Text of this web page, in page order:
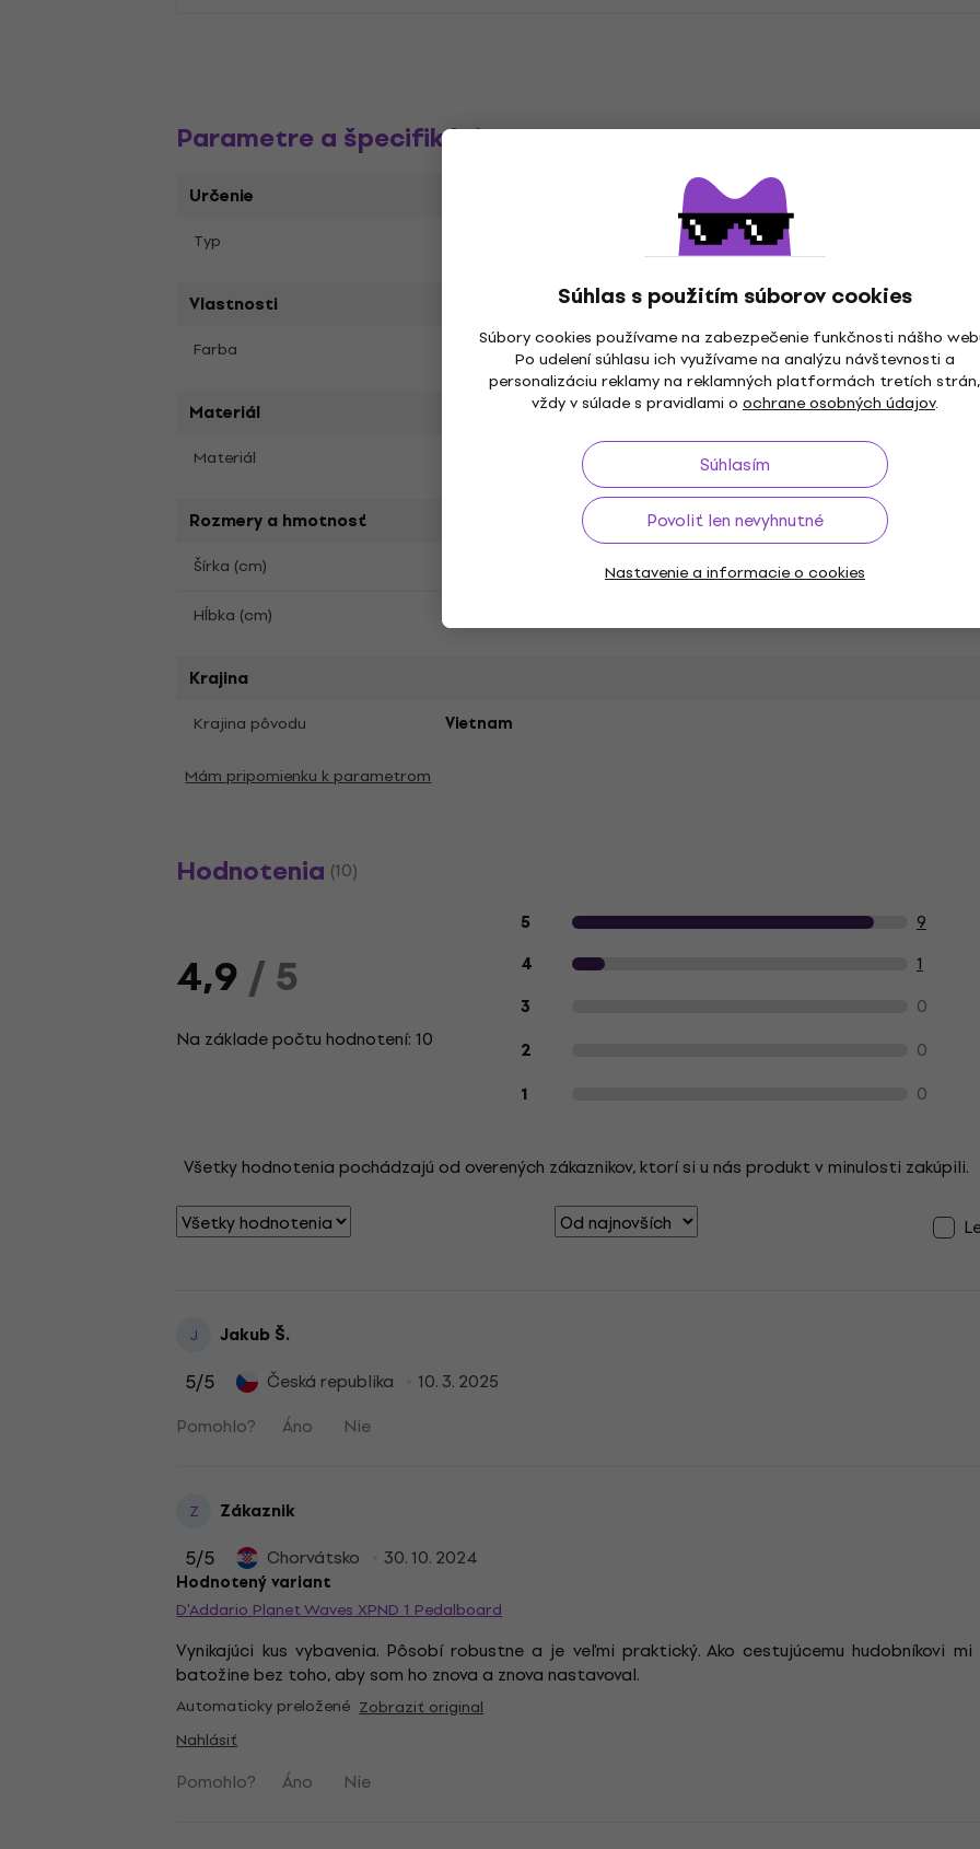
Súhlas s použitím súborov cookies
Súbory cookies používame na zabezpečenie funkčnosti nášho
Po udelení súhlasu ich využívame na analýzu návštevnosti a
personalizáciu reklamy na reklamných platformách tretích strán,
vždy v súlade s pravidlami o ochrane osobných údajov.
Súhlasím
Povoliť len nevyhnutné
Nastavenie a informacie o cookies
Parametre a špecifikácia
Určenie
Typ
Vlastnosti
Farba Čierna
Materiál
Materiál
Rozmery a hmotnosť
Šírka (cm) Výška (cm)
Hĺbka (cm)
Krajina
Krajina pôvodu Vietnam
Mám pripomienku k parametrom
Hodnotenia (10)
4,9/ 5
Na základe počtu hodnotení: 10
Hodnotenie produktu zákazníkmi
5 9
4 1
3 0
2 0
1 0
Všetky hodnotenia pochádzajú od overených zákaznikov, ktorí si u nás produkt v minulosti zakúpili.
J Jakub Š.
5/5 Česká republika
10. 3. 2025
Pomohlo?
Áno Nie
Z Zákaznik
5/5 Chorvátsko 30. 10. 2024
Hodnotený variant
D'Addario Planet Waves XPND 1 Pedalboard
Vynikajúci kus vybavenia. Pôsobí robustne a je veľmi praktický. Ako cestujúcemu hudobníkovi
batožine bez toho, aby som ho znova a znova nastavoval.
Automaticky preložené Zobraziť original
Nahlásiť
Pomohlo? Áno Nie